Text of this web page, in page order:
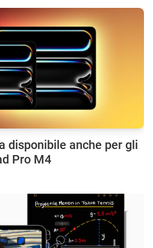
disponibile anche per gli
Pro M4